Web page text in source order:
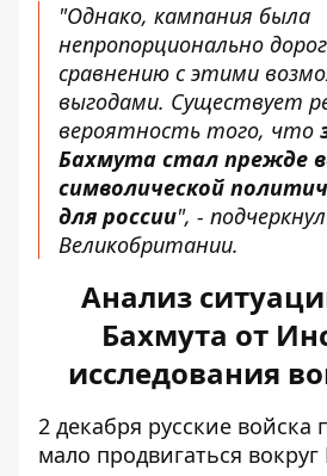
"Однако, кампания была
непропорционально
сравнению с этими
выгодами. Существует
вероятность того, что
Бахмута стал прежде
символической
для россии", -
Великобритании.
Анализ
Бахмута от
исследования
2 декабря русские войска
мало продвигаться